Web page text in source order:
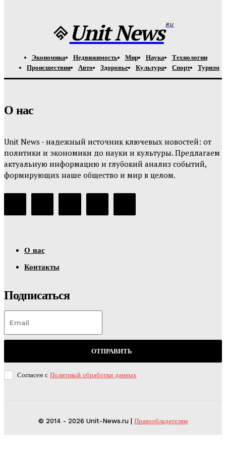
Unit News RU
Экономика Недвижимость Мир Наука
Технологии
Происшествия
Авто Здоровье Культура Спорт Туризм
О нас
Unit News - надежный источник ключевых новостей: от
политики и экономики до науки и культуры. Предлагаем
актуальную информацию и глубокий анализ событий,
формирующих наше общество и мир в целом.
О нас
Контакты
Подписаться
ОТПРАВИТЬ
Согласен с Политикой обработки данных
© 2014 - 2026 Unit-News.ru | Правообладателям